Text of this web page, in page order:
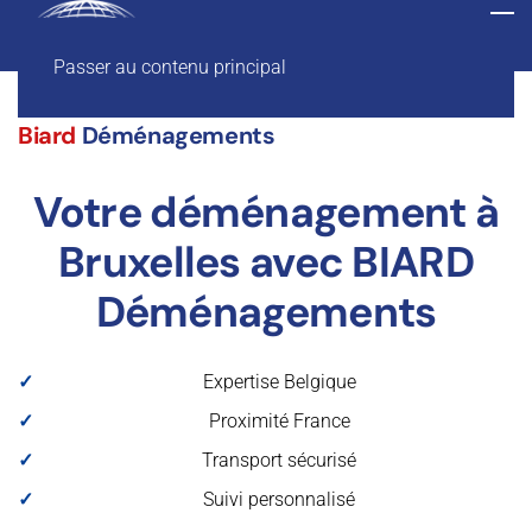
Passer au contenu principal
Biard Déménagements
Votre déménagement à
Bruxelles avec BIARD
Déménagements
Expertise Belgique
Proximité France
Transport sécurisé
Suivi personnalisé